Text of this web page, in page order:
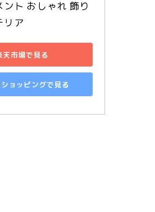
ント おしゃれ 飾り
リア
天市場で見る
ョッピングで見る